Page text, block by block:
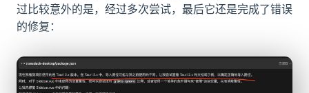
过比较意外的是，经过多次尝试，最后它还是完成了错误
的修复：